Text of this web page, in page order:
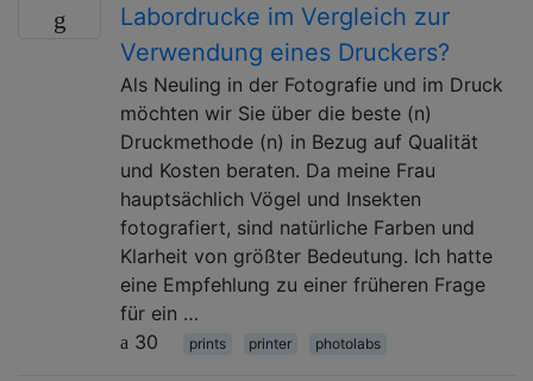
Labordrucke im Vergleich zur
Verwendung eines Druckers?
Als Neuling in der Fotografie und im Druck
möchten wir Sie über die beste (n)
Druckmethode (n) in Bezug auf Qualität
und Kosten beraten. Da meine Frau
hauptsächlich Vögel und Insekten
fotografiert, sind natürliche Farben und
Klarheit von größter Bedeutung. Ich hatte
eine Empfehlung zu einer früheren Frage
für ein …
30
prints printer photolabs